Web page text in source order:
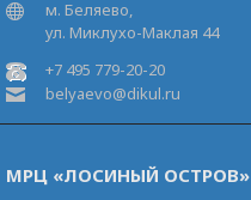
м. Беляево,
ул. Миклухо-Маклая 44
+7 495 779-20-20
belyaevo@dikul.ru
МРЦ «ЛОСИНЫЙ ОСТРОВ»